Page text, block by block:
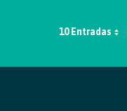
10 Entradas